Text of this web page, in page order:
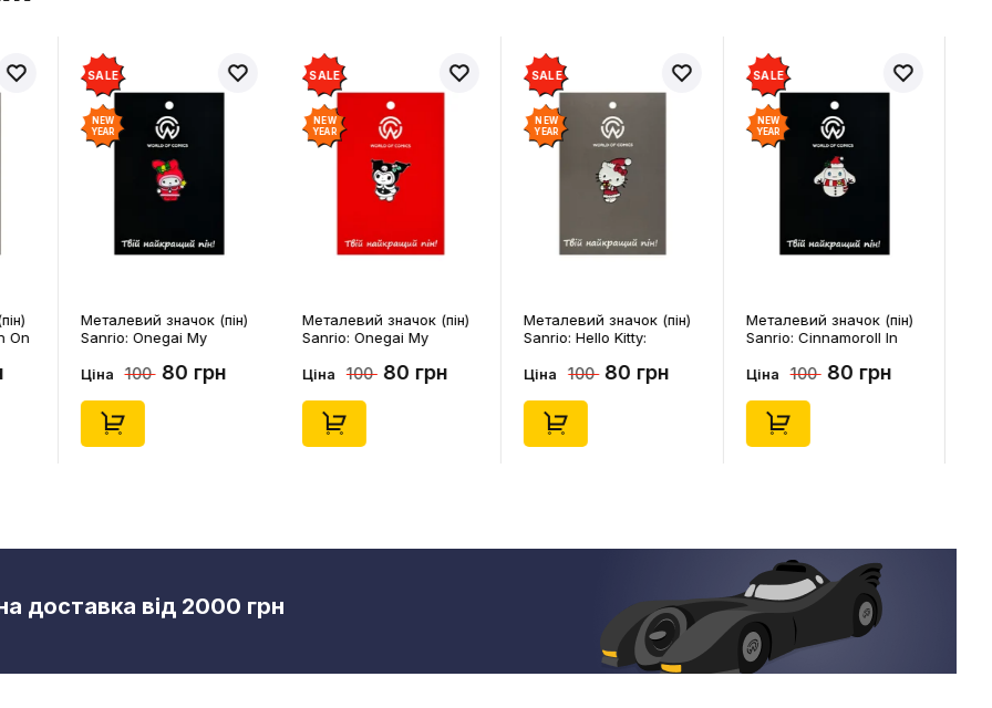
On
SALE
NEW
YEAR
Металевий значок (пін)
Sanrio: Onegai My
Melody, (14543)
Ціна 100 80 грн
SALE
NEW
YEAR
Металевий значок (пін)
Sanrio: Onegai My
Kuromi, (14546)
Ціна 100 80 грн
SALE
NEW
YEAR
Металевий значок (пін)
Sanrio: Hello Kitty:
(14542)
Ціна 100 80 грн
SALE
NEW
YEAR
Металевий значок (пін)
Sanrio: Cinnamoroll In
(14544)
Ціна 100 80 грн
доставка від 2000 грн